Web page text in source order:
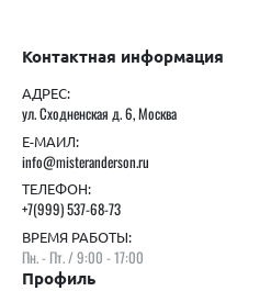
Контактная информация
АДРЕС:
ул. Сходненская д. 6, Москва
Е-МАИЛ:
info@misteranderson.ru
ТЕЛЕФОН:
+7(999) 537-68-73
ВРЕМЯ РАБОТЫ:
Пн. - Пт. / 9:00 - 17:00
Профиль